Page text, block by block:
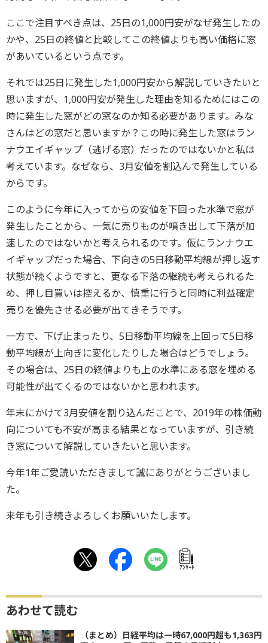
ここで注目すべき点は、25日の1,000円安がなぜ発生したの
かや、25日の終値と比較してこの終値よりも高い価格に窓
があいているという点です。
それでは25日に発生した1,000円安から解説していきたいと
思いますが、1,000円安が発生した理由を知るためにはこの
時に発生した窓がどの窓なのか知る必要があります。みな
さんはどの窓だと思いますか？この時に発生した窓はラン
ナウエイギャップ（逃げる窓）だったのではないかと私は
考えています。なぜなら、3月安値を割込んで発生している
からです。
このように今年に入ってからの安値を下回った水準で窓が
発生したことから、一気に売りものが噴き出して下落が加
速したのではないかと考えられるのです。仮にランナウエ
イギャップだった場合、下向きの5日移動平均線が押し返す
状態が続くようですと、更なる下落の継続も考えられるた
め、押し目買いは控えるか、慎重に行うと同時に利益確定
売りを優先させる必要が出てきそうです。
一方で、下げ止まったり、5日移動平均線を上回って5日移
動平均線が上向きに変化したりした場合はどうでしょう。
その場合は、25日の終値よりも上の水準にある窓を埋める
可能性が出てくるのではないかと思われます。
年末にかけて3月安値を割り込んだことで、2019年の株価動
向についても不安が高まる結果となっていますが、引き続
き窓について解説していきたいと思います。
今年1年ご愛読いただきまして誠にありがとうございまし
た。
来年も引き続きよろしくお願いいたします。
ｱﾝｹｰﾄ
あわせて読む
（まとめ）日経平均は一時67,000円超も1,363円